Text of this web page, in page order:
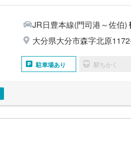
JR日豊本線(門司港～佐伯)
大分県大分市森字北原
駐車場あり 駅ちかく